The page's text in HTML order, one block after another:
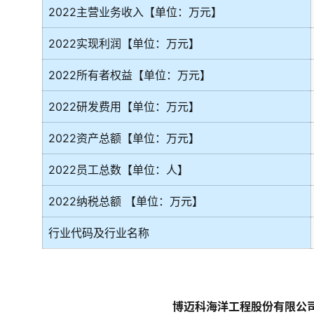
2022主营业务收入【单位：万元】
2022实现利润【单位：万元】
2022所有者权益【单位：万元】
2022研发费用【单位：万元】
2022资产总额【单位：万元】
2022员工总数【单位：人】
2022纳税总额 【单位：万元】
行业代码及行业名称
博迈科海洋工程股份有限公